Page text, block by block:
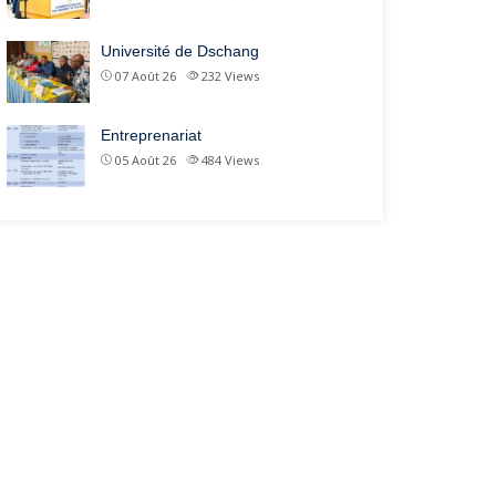
Université de Dschang
07 Août 26 232 Views
Entreprenariat
05 Août 26 484 Views